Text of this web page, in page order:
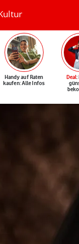
Handy auf Raten
kaufen: Alle Infos
Deal: